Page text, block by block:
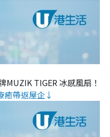
MUZIK TIGER 冰感風扇！
癒帶返屋企↓